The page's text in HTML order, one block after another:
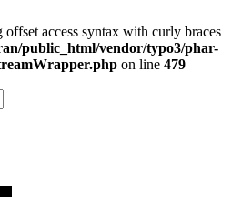
offset access syntax with curly braces
public_html/vendor/typo3/phar-
on line 479